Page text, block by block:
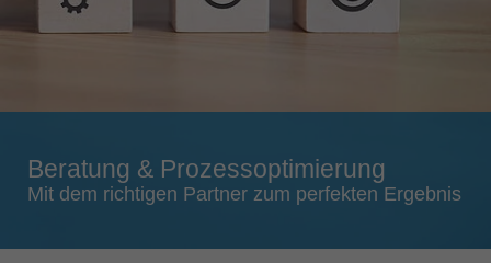
Română
Slovenija
Suomi
Beratung & Prozessoptimierung
Mit dem richtigen Partner zum perfekten Ergebnis